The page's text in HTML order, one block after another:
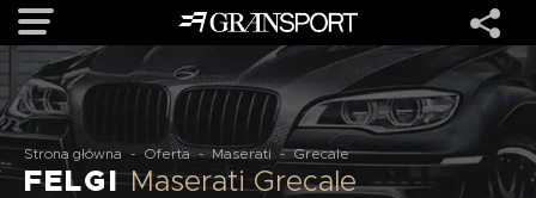
OFERTA
MARKI
Strona główna - Oferta - Maserati - Grecale
FELGIMaserati Grecale